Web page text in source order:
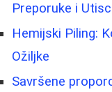
Preporuke i
Hemijski Piling:
Ožiljke
Savršene